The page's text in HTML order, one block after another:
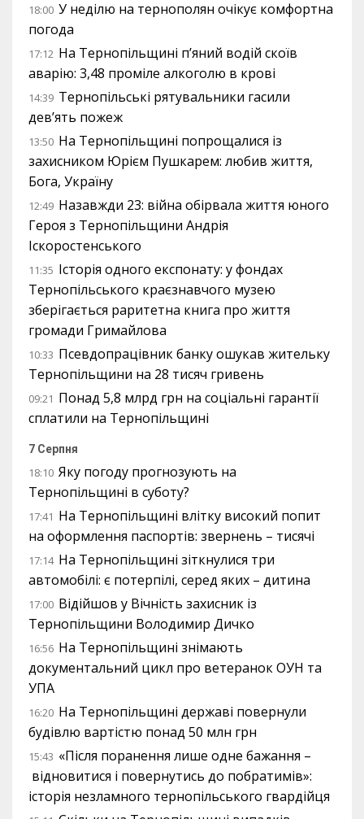
18:00 У неділю на тернополян очікує комфортна
погода
17:12 На Тернопільщині п’яний водій скоїв
аварію: 3,48 проміле алкоголю в крові
14:39 Тернопільські рятувальники гасили
дев’ять пожеж
13:50 На Тернопільщині попрощалися із
захисником Юрієм Пушкарем: любив життя,
Бога, Україну
12:49 Назавжди 23: війна обірвала життя юного
Героя з Тернопільщини Андрія
Іскоростенського
11:35 Історія одного експонату: у фондах
Тернопільського краєзнавчого музею
зберігається раритетна книга про життя
громади Гримайлова
10:33 Псевдопрацівник банку ошукав жительку
Тернопільщини на 28 тисяч гривень
09:21 Понад 5,8 млрд грн на соціальні гарантії
сплатили на Тернопільщині
7 Серпня
18:10 Яку погоду прогнозують на
Тернопільщині в суботу?
17:41 На Тернопільщині влітку високий попит
на оформлення паспортів: звернень – тисячі
17:14 На Тернопільщині зіткнулися три
автомобілі: є потерпілі, серед яких – дитина
17:00 Відійшов у Вічність захисник із
Тернопільщини Володимир Дичко
16:56 На Тернопільщині знімають
документальний цикл про ветеранок ОУН та
УПА
16:20 На Тернопільщині державі повернули
будівлю вартістю понад 50 млн грн
15:43 «Після поранення лише одне бажання –
відновитися і повернутись до побратимів»:
історія незламного тернопільського гвардійця